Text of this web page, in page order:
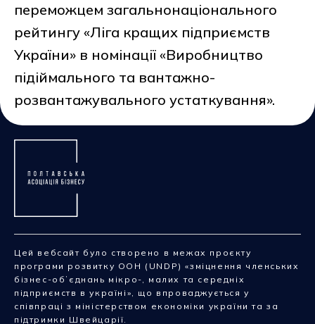
переможцем загальнонаціонального
рейтингу «Ліга кращих підприємств
України» в номінації «Виробництво
підіймального та вантажно-
розвантажувального устаткування».
Цей вебсайт було створено в межах проєкту
програми розвитку ООН (UNDP) «зміцнення членських
бізнес-обʼєднань мікро-, малих та середніх
підприємств в україні», що впроваджується у
співпраці з міністерством економіки україни та за
підтримки Швейцарії.